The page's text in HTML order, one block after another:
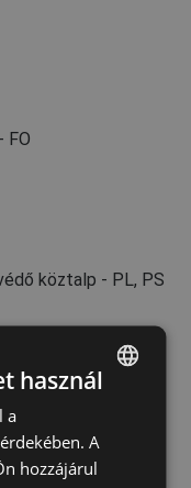
FO
köztalp - PL, PS
CZECH
használ
a
A
hozzájárul